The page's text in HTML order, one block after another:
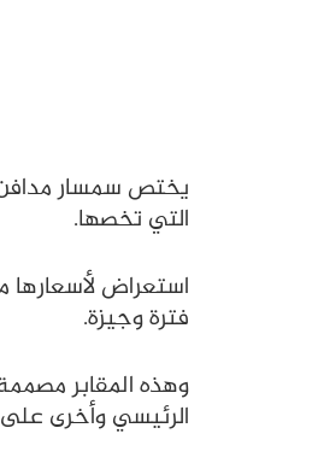
يختص سمسار مدافن
التي تخصها.
استعراض لأسعارها
فترة وجيزة.
وهذه المقابر
الرئيسي وأخرى على